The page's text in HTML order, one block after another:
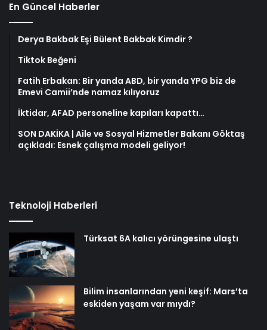
En Güncel Haberler
Derya Bakbak Eşi Bülent Bakbak Kimdir ?
Tiktok Beğeni
Fatih Erbakan: Bir yanda ABD, bir yanda YPG biz de
Emevi Camii’nde namaz kılıyoruz
İktidar, AFAD personeline kapıları kapattı…
SON DAKİKA | Aile ve Sosyal Hizmetler Bakanı Göktaş
açıkladı: Esnek çalışma modeli geliyor!
Teknoloji Haberleri
Türksat 6A kalıcı yörüngesine ulaştı
Bilim insanlarından yeni keşif: Mars’ta
eskiden yaşam var mıydı?